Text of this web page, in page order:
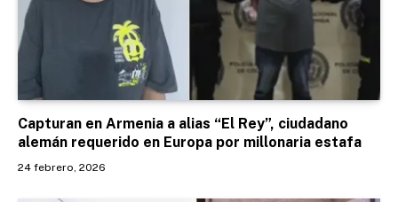
Capturan en Armenia a alias “El Rey”, ciudadano
alemán requerido en Europa por millonaria estafa
24 febrero, 2026